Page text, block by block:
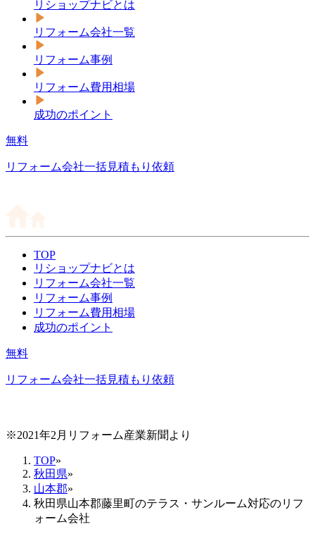
リショップナビとは
リフォーム会社一覧
リフォーム事例
リフォーム費用相場
成功のポイント
無料
リフォーム会社一括見積もり依頼
TOP
リショップナビとは
リフォーム会社一覧
リフォーム事例
リフォーム費用相場
成功のポイント
無料
リフォーム会社一括見積もり依頼
※2021年2月リフォーム産業新聞より
TOP»
秋田県»
山本郡»
秋田県山本郡藤里町のテラス・サンルーム対応のリフ
ォーム会社